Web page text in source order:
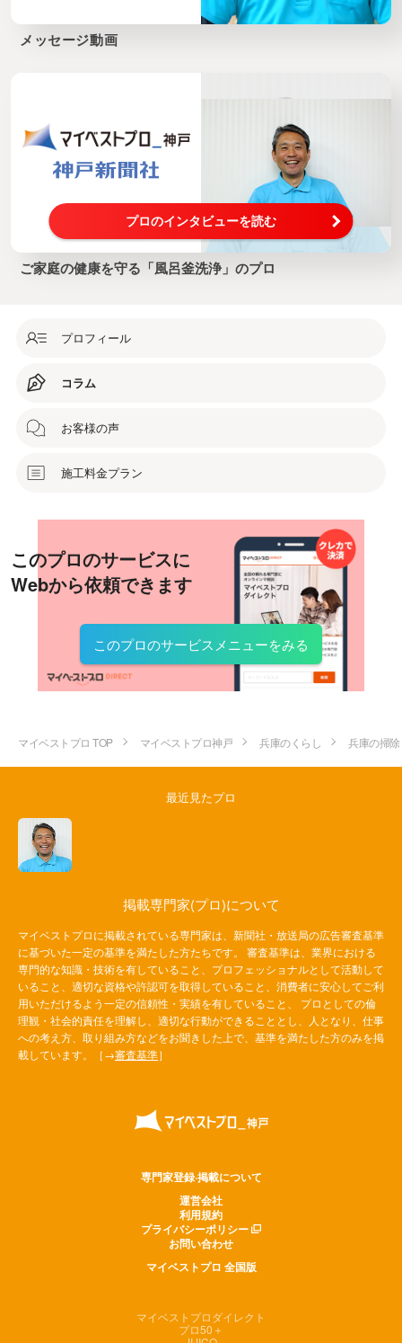
メッセージ動画
プロのインタビューを読む
ご家庭の健康を守る「風呂釜洗浄」のプロ
プロフィール
コラム
お客様の声
施工料金プラン
このプロのサービスに
Webから依頼できます
このプロのサービスメニューをみる
マイベストプロ TOP マイベストプロ神戸 兵庫のくらし 兵庫の掃
最近見たプロ
掲載専門家(プロ)について
マイベストプロに掲載されている専門家は、新聞社・放送局の広告審査基準
に基づいた一定の基準を満たした方たちです。 審査基準は、業界における
専門的な知識・技術を有していること、プロフェッショナルとして活動して
いること、適切な資格や許認可を取得していること、消費者に安心してご利
用いただけるよう一定の信頼性・実績を有していること、 プロとしての倫
理観・社会的責任を理解し、適切な行動ができることとし、人となり、仕事
への考え方、取り組み方などをお聞きした上で、基準を満たした方のみを掲
載しています。［→審査基準］
専門家登録·掲載について
運営会社
利用規約
プライバシーポリシー
お問い合わせ
マイベストプロ 全国版
マイベストプロダイレクト
プロ50＋